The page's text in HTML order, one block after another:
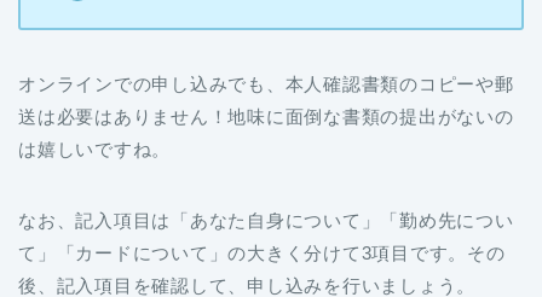
オンラインでの申し込みでも、本人確認書類のコピーや郵
送は必要はありません！地味に面倒な書類の提出がないの
は嬉しいですね。
なお、記入項目は「あなた自身について」「勤め先につい
て」「カードについて」の大きく分けて3項目です。その
後、記入項目を確認して、申し込みを行いましょう。